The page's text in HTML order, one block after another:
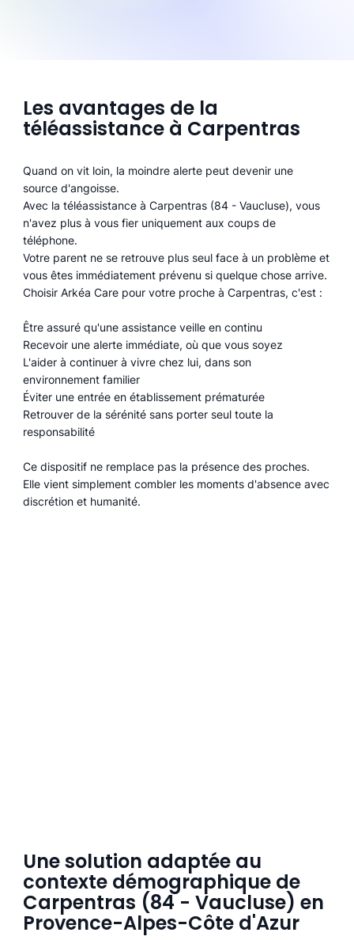
Les avantages de la
téléassistance à Carpentras
Quand on vit loin, la moindre alerte peut devenir une
source d'angoisse.
Avec la téléassistance à Carpentras (84 - Vaucluse), vous
n'avez plus à vous fier uniquement aux coups de
téléphone.
Votre parent ne se retrouve plus seul face à un problème et
vous êtes immédiatement prévenu si quelque chose arrive.
Choisir Arkéa Care pour votre proche à Carpentras, c'est :
Être assuré qu'une assistance veille en continu
Recevoir une alerte immédiate, où que vous soyez
L'aider à continuer à vivre chez lui, dans son
environnement familier
Éviter une entrée en établissement prématurée
Retrouver de la sérénité sans porter seul toute la
responsabilité
Ce dispositif ne remplace pas la présence des proches.
Elle vient simplement combler les moments d'absence avec
discrétion et humanité.
Une solution adaptée au
contexte démographique de
Carpentras (84 - Vaucluse) en
Provence-Alpes-Côte d'Azur